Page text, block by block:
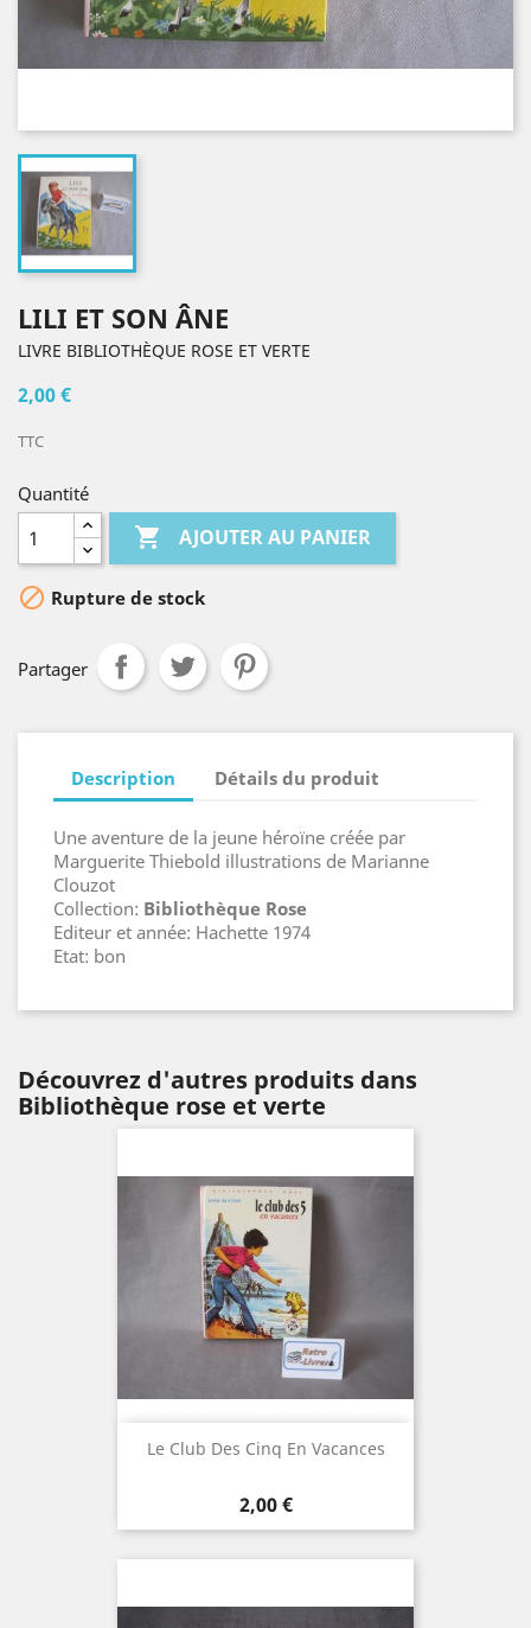
LILI ET SON ÂNE
LIVRE BIBLIOTHÈQUE ROSE ET VERTE
2,00 €
TTC
Quantité
 AJOUTER AU PANIER
 Rupture de stock
Partager
Description Détails du produit
Une aventure de la jeune héroïne créée par
Marguerite Thiebold illustrations de Marianne
Clouzot
Collection: Bibliothèque Rose
Editeur et année: Hachette 1974
Etat: bon
Découvrez d'autres produits dans
Bibliothèque rose et verte
Le Club Des Cinq En Vacances
Prix
2,00 €